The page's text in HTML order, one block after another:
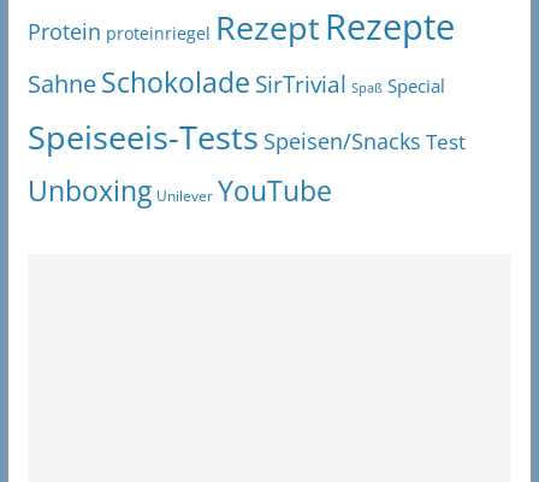
Protein proteinriegel RezeptRezepte
SahneSchokolade SirTrivial Spaß Special
Speiseeis-Tests Speisen/Snacks Test
Unboxing Unilever YouTube